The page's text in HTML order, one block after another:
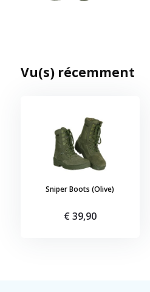
Vu(s) récemment
Sniper Boots (Olive)
€ 39,90